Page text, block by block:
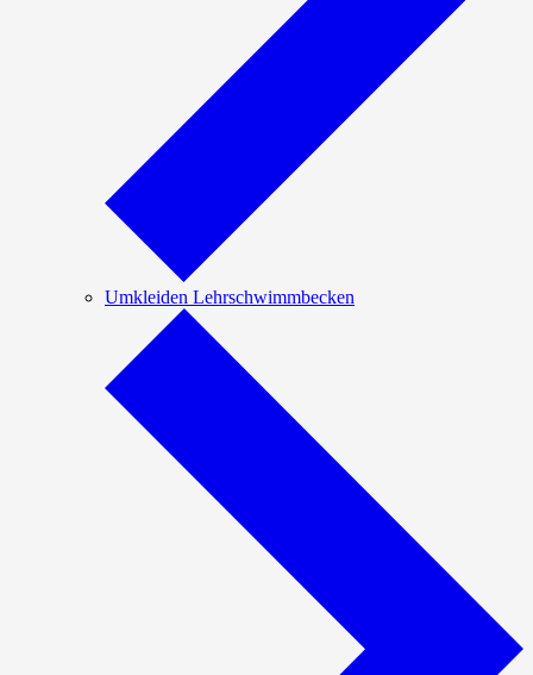
Umkleiden Lehrschwimmbecken